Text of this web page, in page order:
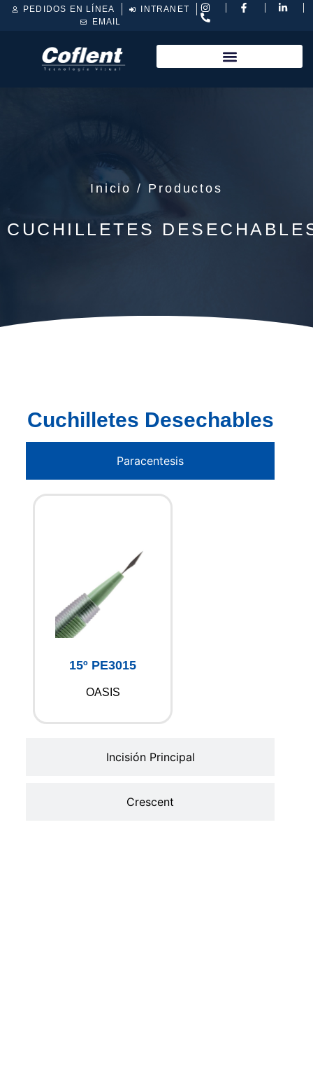
PEDIDOS EN LÍNEA
INTRANET
EMAIL
Inicio / Productos
CUCHILLETES
Cuchilletes Desechables
Paracentesis
Incisión Principal
Crescent
15º PE3015
OASIS